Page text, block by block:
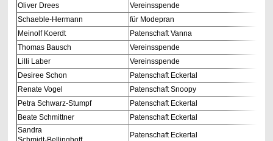
Oliver Drees
Vereinsspende
Schaeble-Hermann
für Modepran
Meinolf Koerdt
Patenschaft Vanna
Thomas Bausch
Vereinsspende
Lilli Laber
Vereinsspende
Desiree Schon
Patenschaft Eckertal
Renate Vogel
Patenschaft Snoopy
Petra Schwarz-Stumpf
Patenschaft Eckertal
Beate Schmittner
Patenschaft Eckertal
Sandra
Patenschaft Eckertal